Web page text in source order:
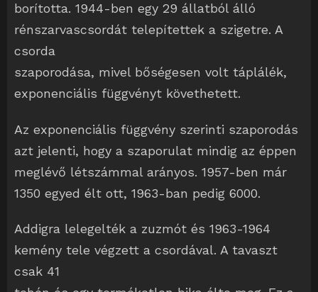
borította. 1944-ben egy 29 állatból álló
rénszarvascsordát telepítettek a szigetre. A
csorda
szaporodása, mivel bőségesen volt táplálék,
exponenciális függvényt követhetett.
Az exponenciális függvény szerinti szaporodás
azt jelenti, hogy a szaporulat mindig az éppen
meglévő létszámmal arányos. 1957-ben már
1350 egyed élt ott, 1963-ban pedig 6000.
Addigra lelegelték a zuzmót és 1963-1964
kemény tele végzett a csordával. A tavaszt
csak 41